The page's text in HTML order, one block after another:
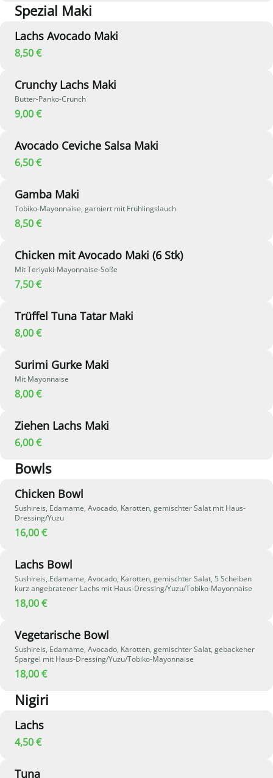
Spezial Maki
Lachs Avocado Maki
8,50 €
Crunchy Lachs Maki
Butter-Panko-Crunch
9,00 €
Avocado Ceviche Salsa Maki
6,50 €
Gamba Maki
Tobiko-Mayonnaise, garniert mit Frühlingslauch
8,50 €
Chicken mit Avocado Maki (6 Stk)
Mit Teriyaki-Mayonnaise-Soße
7,50 €
Trüffel Tuna Tatar Maki
8,00 €
Surimi Gurke Maki
Mit Mayonnaise
8,00 €
Ziehen Lachs Maki
6,00 €
Bowls
Chicken Bowl
Sushireis, Edamame, Avocado, Karotten, gemischter Salat mit Haus-
Dressing/Yuzu
16,00 €
Lachs Bowl
Sushireis, Edamame, Avocado, Karotten, gemischter Salat, 5 Scheiben
kurz angebratener Lachs mit Haus-Dressing/Yuzu/Tobiko-Mayonnaise
18,00 €
Vegetarische Bowl
Sushireis, Edamame, Avocado, Karotten, gemischter Salat, gebackener
Spargel mit Haus-Dressing/Yuzu/Tobiko-Mayonnaise
18,00 €
Nigiri
Lachs
4,50 €
Tuna